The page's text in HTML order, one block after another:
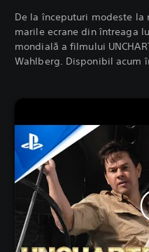
De la începuturi modeste la
marile ecrane din întreaga
mondială a filmului
Wahlberg. Disponibil acum